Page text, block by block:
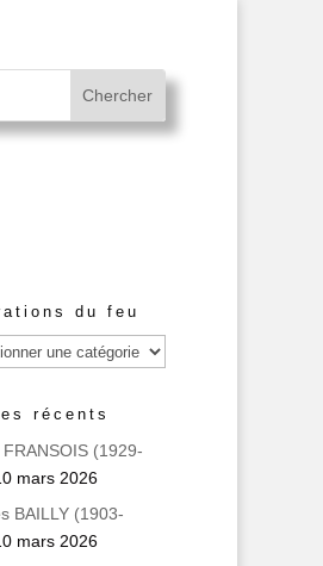
du feu
récents
(1929-
mars 2026
BAILLY (1903-
mars 2026